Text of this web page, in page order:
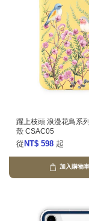
躍上枝頭 浪漫花鳥系
殼 CSAC05
從 NT$ 598 起
加入購物車